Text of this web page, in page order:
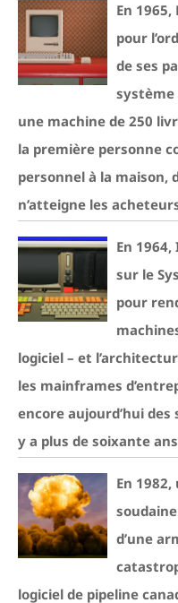
En
pour
de ses
système
une machine de 250
la première personne
personnel à la maison,
n’atteigne les
En
sur le
pour
logiciel – et
les mainframes
encore aujourd’hui
y a plus de soixante
En
d’une
logiciel de pipeline